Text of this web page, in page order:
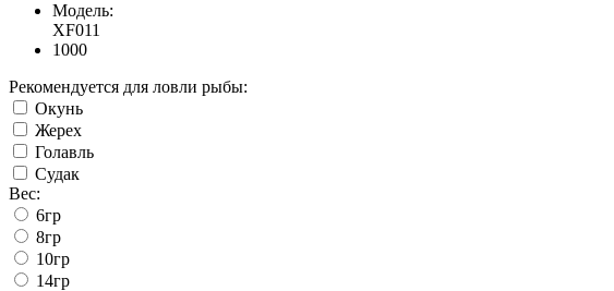
Модель:
XF011
1000
Рекомендуется для ловли рыбы:
Окунь
Жерех
Голавль
Судак
Вес:
6гр
8гр
10гр
14гр